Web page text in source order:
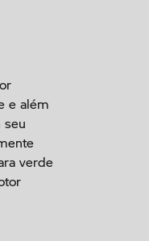
e além
verde